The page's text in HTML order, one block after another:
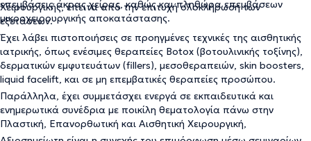
επεμβάσεις άκρας χείρας, καθώς και πληθώρα επεμβάσεων
μικροχειρουργικής αποκατάστασης.
Χειρουργικής, έπειτα από την επιτυχή ολοκλήρωση των
εξετάσεων.
Έχει λάβει πιστοποιήσεις σε προηγμένες τεχνικές της αισθητικής
ιατρικής, όπως ενέσιμες θεραπείες Botox (βοτουλινικής τοξίνης),
δερματικών εμφυτευάτων (fillers), μεσοθεραπειών, skin boosters,
liquid facelift, και σε μη επεμβατικές θεραπείες προσώπου.
Παράλληλα, έχει συμμετάσχει ενεργά σε εκπαιδευτικά και
ενημερωτικά συνέδρια με ποικίλη θεματολογία πάνω στην
Πλαστική, Επανορθωτική και Αισθητική Χειρουργική,